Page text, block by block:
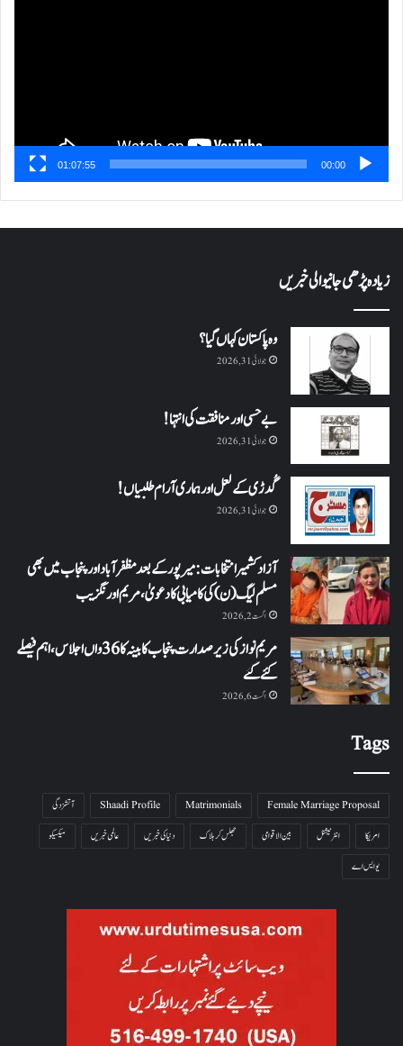
00:00
01:07:55
زیادہ پڑھی جانیوالی خبریں
وہ پاکستان کہاں گیا؟
جولائی 31, 2026
بے حسی اور منافقت کی انتہا !
جولائی 31, 2026
گُدڑی کے لعل اور ہماری آرام طلبیاں!
جولائی 31, 2026
آزاد کشمیر انتخابات: میرپور کے بعد مظفرآباد اور پنجاب میں بھی
مسلم لیگ (ن) کی کامیابی کا دعویٰ، مریم اورنگزیب
اگست 2, 2026
مریم نواز کی زیر صدارت پنجاب کابینہ کا 36واں اجلاس،اہم فیصلے
کئے گئے
اگست 6, 2026
Tags
Female Marriage Proposal
Matrimonials
Shaadi Profile
آتشزدگی
امریکا
انٹرنیشنل بین الاقوامی جھلس کر ہلاک دنیا کی خبریں عالمی خبریں
میکسیکو
یو ایس اے